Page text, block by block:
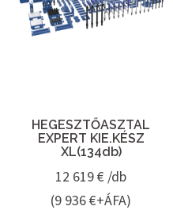
HEGESZTŐASZTAL
EXPERT KIE.KÉSZ
XL(134db)
12 619€ /db
(9 936 €+ÁFA)